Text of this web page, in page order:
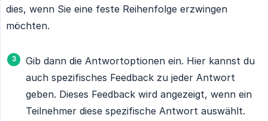
dies, wenn Sie eine feste Reihenfolge erzwingen
möchten.
Gib dann die Antwortoptionen ein. Hier kannst du
auch spezifisches Feedback zu jeder Antwort
geben. Dieses Feedback wird angezeigt, wenn ein
Teilnehmer diese spezifische Antwort auswählt.